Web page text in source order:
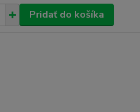
Pridať do košíka